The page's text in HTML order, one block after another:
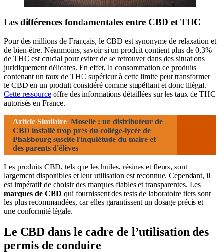
Les différences fondamentales entre CBD et THC
Pour des millions de Français, le CBD est synonyme de relaxation et
de bien-être. Néanmoins, savoir si un produit contient plus de 0,3%
de THC est crucial pour éviter de se retrouver dans des situations
juridiquement délicates. En effet, la consommation de produits
contenant un taux de THC supérieur à cette limite peut transformer
le CBD en un produit considéré comme stupéfiant et donc illégal.
Cette ressource offre des informations détaillées sur les taux de THC
autorisés en France.
Article Similaire Moselle : un distributeur de
CBD installé trop près du collège-lycée de
Phalsbourg suscite l'inquiétude du maire et
des parents d'élèves
Les produits CBD, tels que les huiles, résines et fleurs, sont
largement disponibles et leur utilisation est reconnue. Cependant, il
est impératif de choisir des marques fiables et transparentes. Les
marques de CBD qui fournissent des tests de laboratoire tiers sont
les plus recommandées, car elles garantissent un dosage précis et
une conformité légale.
Le CBD dans le cadre de l’utilisation des
permis de conduire